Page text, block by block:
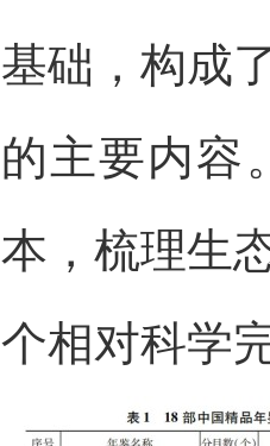
基础，构成
的主要内容
本，梳理生
个相对科学